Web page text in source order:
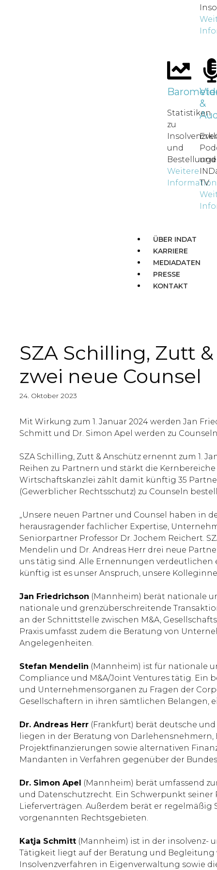
Statistiken
zu
und
Weitere
&
und
TV.
ÜBER INDAT
KARRIERE
MEDIADATEN
PRESSE
KONTAKT
SZA Schilling, Zutt
zwei neue Counsel
24. Oktober 2023
Mit Wirkung zum 1. Januar 2024 werden Jan
Schmitt und Dr. Simon Apel werden zu
SZA Schilling, Zutt & Anschütz ernennt zum 1.
Reihen zu Partnern und stärkt die
Wirtschaftskanzlei zählt damit künftig 35
(Gewerblicher Rechtsschutz) zu Counseln
„Unsere neuen Partner und Counsel haben in
herausragender fachlicher Expertise,
Seniorpartner Professor Dr. Jochem Reichert.
Mendelin und Dr. Andreas Herr drei neue
uns tätig sind. Alle Ernennungen verdeutlichen
künftig ist es unser Anspruch, unsere
Jan Friedrichson (Mannheim) berät nationale
nationale und grenzüberschreitende
an der Schnittstelle zwischen M&A,
Praxis umfasst zudem die Beratung von
Angelegenheiten.
Stefan Mendelin (Mannheim) ist für nationale
Compliance und M&A/Joint Ventures tätig. Ein
und Unternehmensorganen zu Fragen der
Gesellschaftern in ihren sämtlichen Belangen,
Dr. Andreas Herr (Frankfurt) berät deutsche
liegen in der Beratung von
Projektfinanzierungen sowie alternativen
Mandanten in Verfahren gegenüber der
Dr. Simon Apel
(Mannheim) berät umfassend
und Datenschutzrecht. Ein Schwerpunkt
Lieferverträgen. Außerdem berät er
vorgenannten Rechtsgebieten.
Katja Schmitt (Mannheim) ist in der insolvenz-
Tätigkeit liegt auf der Beratung und
Insolvenzverfahren in Eigenverwaltung sowie